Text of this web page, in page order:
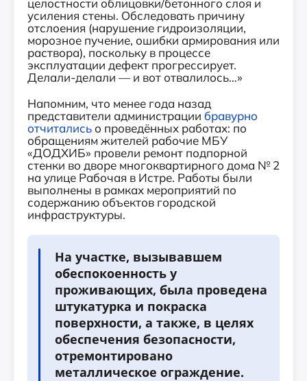
целостности облицовки/бетонного слоя и
усиления стены. Обследовать причину
отслоения (нарушение гидроизоляции,
морозное пучение, ошибки армирования или
раствора), поскольку в процессе
эксплуатации дефект прогрессирует.
Делали-делали — и вот отвалилось…»
Напомним, что менее года назад
представители администрации бравурно
отчитались о проведённых работах: по
обращениям жителей рабочие МБУ
«ДОДХИБ» провели ремонт подпорной
стенки во дворе многоквартирного дома № 2
на улице Рабочая в Истре. Работы были
выполнены в рамках мероприятий по
содержанию объектов городской
инфраструктуры.
На участке, вызывавшем
обеспокоенность у
проживающих, была проведена
штукатурка и покраска
поверхности, а также, в целях
обеспечения безопасности,
отремонтировано
металлическое ограждение.